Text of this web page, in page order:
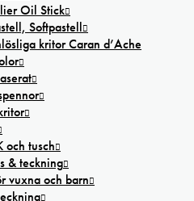
Oil Stick
Softpastell
kritor Caran d’Ache
och tusch
& teckning
vuxna och barn